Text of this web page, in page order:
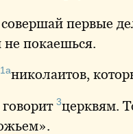
первые
не покаешься.
1аниколаитов,
говорит 3церквям.